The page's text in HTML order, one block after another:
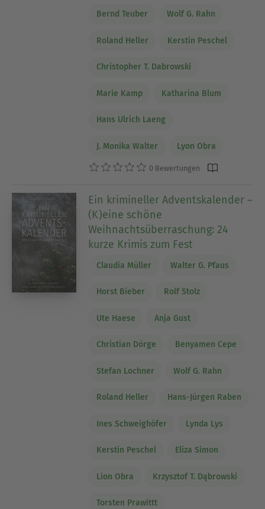
Bernd Teuber Wolf G. Rahn
Roland Heller Kerstin Peschel
Christopher T. Dabrowski
Marie Kamp Katharina Blum
Hans Ulrich Laeng
J. Monika Walter Lyon Obra
0 Bewertungen
Ein krimineller Adventskalender –
(K)eine schöne
Weihnachtsüberraschung: 24
kurze Krimis zum Fest
Claudia Müller Walter G. Pfaus
Horst Bieber Rolf Stolz
Ute Haese Anja Gust
Christian Dörge Benyamen Cepe
Stefan Lochner Wolf G. Rahn
Roland Heller Hans-Jürgen Raben
Ines Schweighöfer Lynda Lys
Kerstin Peschel Eliza Simon
Lion Obra Krzysztof T. Dąbrowski
Torsten Prawittt